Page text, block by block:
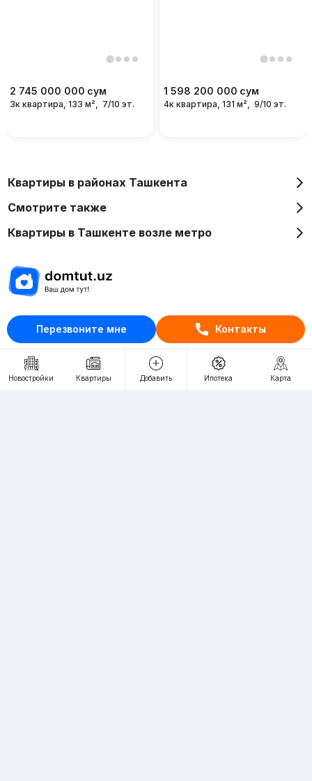
Перезвоните мне Контакты
2 745 000 000 сум
3к квартира, 133 м², 7/10 эт.
1 598 200 000 сум
4к квартира, 131 м², 9/10 эт.
Новостройки Квартиры Добавить Ипотека Карта
Квартиры в районах Ташкента
Смотрите также
Квартиры в Ташкенте возле метро
Отдел рекламы
+998 (78) 113-20-86
+998 (93) 390-30-10
Пн-Пт. С 9:30 до 18:00